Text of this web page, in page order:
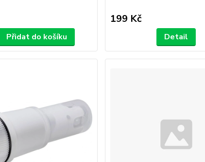
Přidat do košíku
199 Kč
Detail